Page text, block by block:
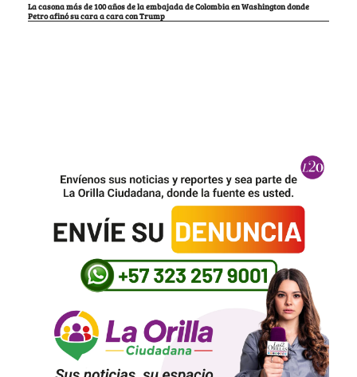
La casona más de 100 años de la embajada de Colombia en Washington donde
Petro afinó su cara a cara con Trump